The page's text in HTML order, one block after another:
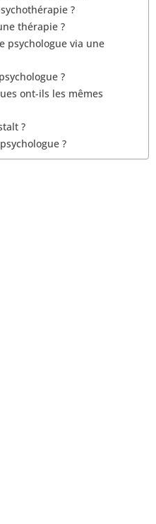
?
thérapie ?
psychologue via une
?
ont-ils les mêmes
?
?